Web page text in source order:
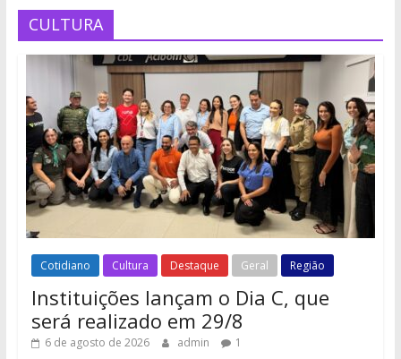
CULTURA
Cotidiano Cultura Destaque Geral Região
Instituições lançam o Dia C, que
será realizado em 29/8
6 de agosto de 2026 admin 1